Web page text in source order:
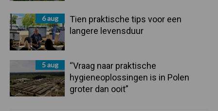
6 aug
Tien praktische tips voor een
langere levensduur
5 aug
“Vraag naar praktische
hygieneoplossingen is in Polen
groter dan ooit”